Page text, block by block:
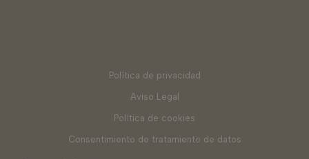
Política de privacidad
Aviso Legal
Política de cookies
Consentimiento de tratamiento de datos